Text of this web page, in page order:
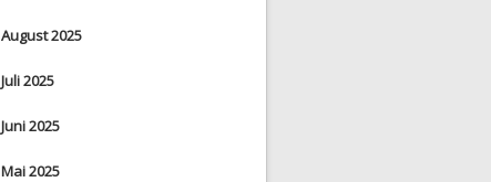
August 2025
Juli 2025
Juni 2025
Mai 2025